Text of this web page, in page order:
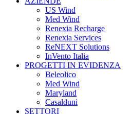
US Wind
Med Wind
Renexia Recharge
Renexia Services
ReNEXT Solutions
InVento Italia
PROGETTI IN EVIDENZA
Beleolico
Med Wind
Maryland
Casalduni
SETTORI